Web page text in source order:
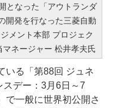
となった「アウトランダ
開発を行なった三菱自動
メント本部 プロジェク
マネージャー 松井孝夫氏
いる「第88回 ジュネ
スデー：3月6日～7
で一般に世界初公開さ